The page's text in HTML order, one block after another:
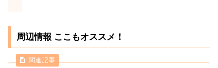
周辺情報 ここもオススメ！